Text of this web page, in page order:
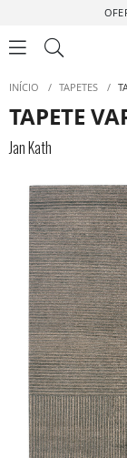
INÍCIO / TAPETES /
TAPETE
Jan Kath